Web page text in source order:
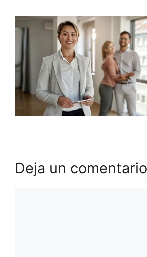
Deja un comentario